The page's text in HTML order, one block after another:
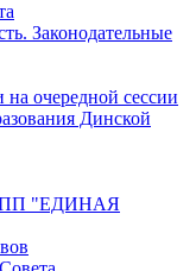
Законодательные
очередной сессии
Динской
ВПП "ЕДИНАЯ